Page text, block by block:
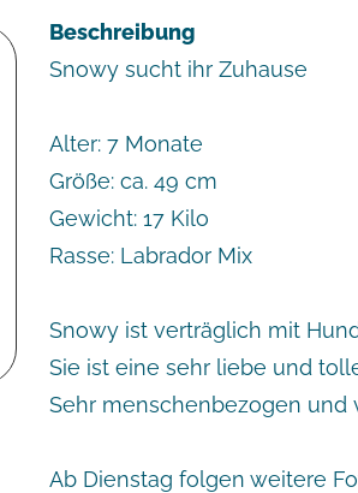
Beschreibung
Snowy sucht ihr Zuhause
Alter: 7 Monate
Größe: ca. 49 cm
Gewicht: 17 Kilo
Rasse: Labrador Mix
Snowy ist verträglich mit
Sie ist eine sehr liebe und
Sehr menschenbezogen und
Ab Dienstag folgen weitere